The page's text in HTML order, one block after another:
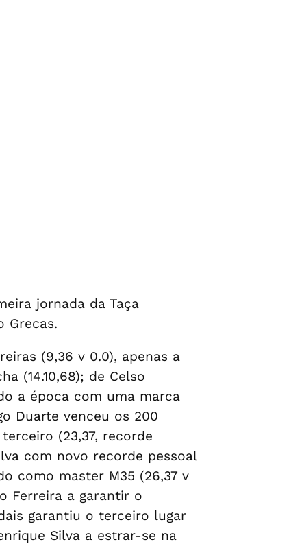
jornada da Taça
Grecas.
(9,36 v 0.0), apenas a
(14.10,68); de Celso
a época com uma marca
Duarte venceu os 200
(23,37, recorde
com novo recorde pessoal
como master M35 (26,37 v
Ferreira a garantir o
garantiu o terceiro lugar
Silva a estrar-se na